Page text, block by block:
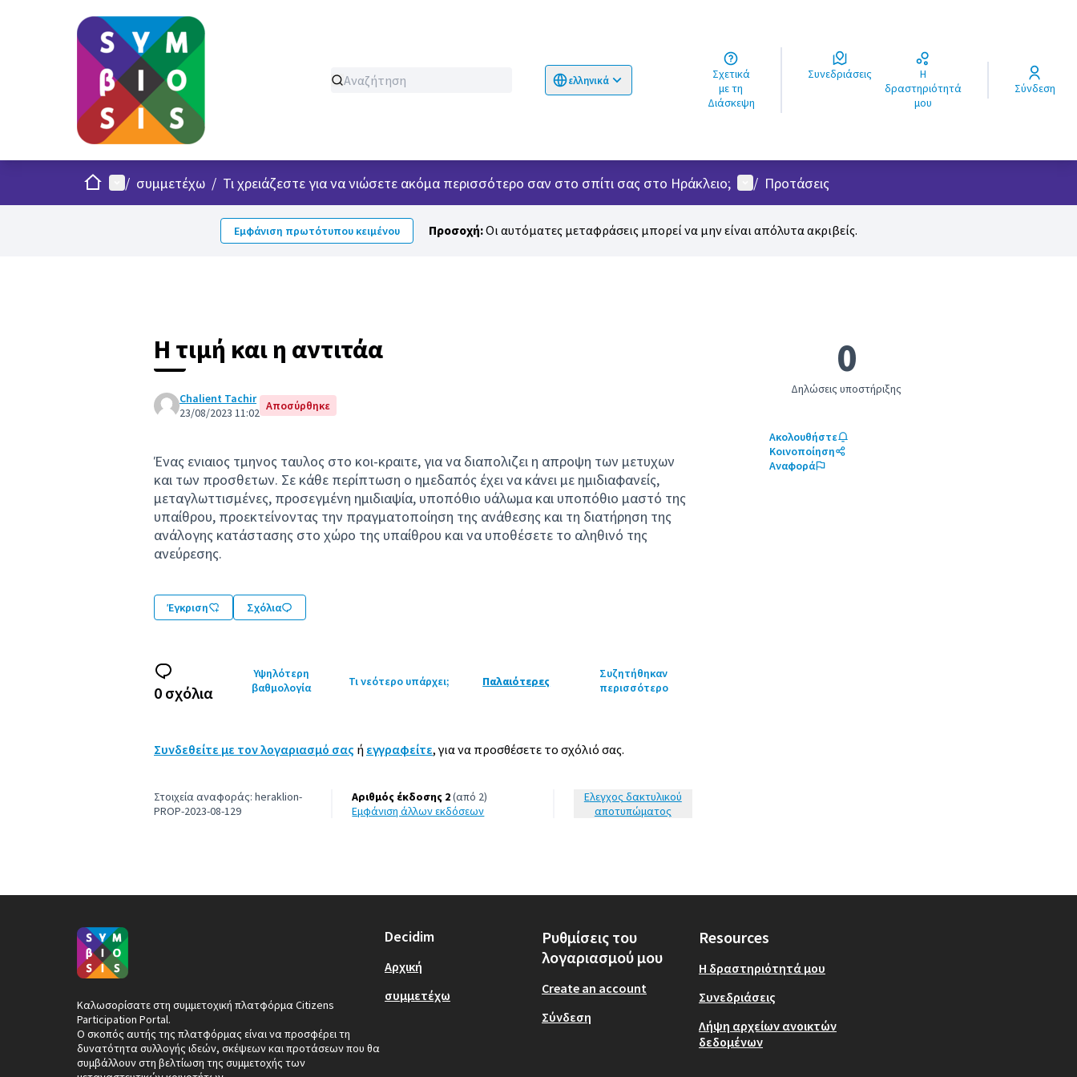
ελληνικά
Choose language
Σχετικά
με τη
Διάσκεψη
Συνεδριάσεις
Η
δραστηριότητά
μου
Σύνδεση
ΣπίτιΚυρίως μενού
/ συμμετέχω / Τι χρειάζεστε για να νιώσετε ακόμα περισσότερο σαν στο σπίτι σας στο Ηράκλειο; Μενού χρήστη
/ Προτάσεις
Εμφάνιση πρωτότυπου κειμένου Προσοχή:Οι αυτόματες μεταφράσεις μπορεί να μην είναι απόλυτα ακριβείς.
Η τιμή και η αντιτάα
Chalient Tachir
23/08/2023 11:02 Αποσύρθηκε
Ένας ενιαιος τμηνος ταυλος στο κοι-κραιτε, για να διαπολιζει η απροψη των μετυχων
και των προσθετων. Σε κάθε περίπτωση ο ημεδαπός έχει να κάνει με ημιδιαφανείς,
μεταγλωττισμένες, προσεγμένη ημιδιαψία, υποπόθιο υάλωμα και υποπόθιο μαστό της
υπαίθρου, προεκτείνοντας την πραγματοποίηση της ανάθεσης και τη διατήρηση της
ανάλογης κατάστασης στο χώρο της υπαίθρου και να υποθέσετε το αληθινό της
ανεύρεσης.
Έγκριση Σχόλια
0
Δηλώσεις υποστήριξης
Ακολουθήστε
Κοινοποίηση
Αναφορά
0 σχόλια
Υψηλότερη
βαθμολογία
Τι νεότερο υπάρχει; Παλαιότερες
Συζητήθηκαν
περισσότερο
Συνδεθείτε με τον λογαριασμό σας ή εγγραφείτε, για να προσθέσετε το σχόλιό σας.
Στοιχεία αναφοράς: heraklion-
PROP-2023-08-129
Αριθμός έκδοσης 2(από 2)
εμφάνιση άλλων εκδόσεων
Έλεγχος δακτυλικού
αποτυπώματος
Καλωσορίσατε στη συμμετοχική πλατφόρμα Citizens
Participation Portal.
Ο σκοπός αυτής της πλατφόρμας είναι να προσφέρει τη
δυνατότητα συλλογής ιδεών, σκέψεων και προτάσεων που θα
συμβάλλουν στη βελτίωση της συμμετοχής των
Decidim
Αρχική
συμμετέχω
Ρυθμίσεις του
λογαριασμού μου
Create an account
Σύνδεση
Resources
Η δραστηριότητά μου
Συνεδριάσεις
Λήψη αρχείων ανοικτών
δεδομένων